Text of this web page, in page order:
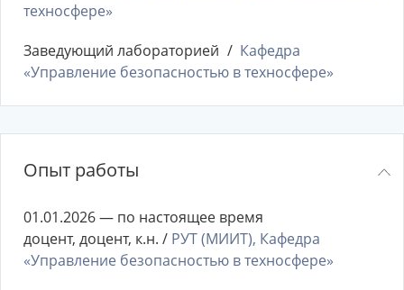
техносфере»
Заведующий лабораторией
Кафедра
«Управление безопасностью в техносфере»
Опыт работы
01.01.2026 — по настоящее время
доцент, доцент, к.н. / РУТ (МИИТ), Кафедра
«Управление безопасностью в техносфере»